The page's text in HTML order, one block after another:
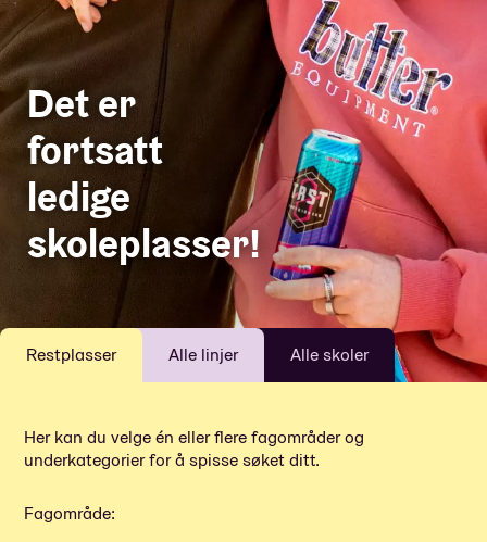
Det er
fortsatt
ledige
skoleplasser!
Restplasser Alle linjer Alle skoler
Her kan du velge én eller flere fagområder og
underkategorier for å spisse søket ditt.
Fagområde: